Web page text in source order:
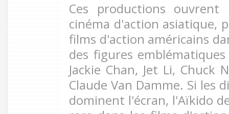
Ces productions
cinéma d'action asiatique,
films d'action américains
des figures
Jackie Chan, Jet Li, Chuck
Claude Van Damme. Si les
dominent l'écran, l'Aïkido